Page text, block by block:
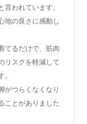
言われています。
地の良さに感動し
てるだけで、筋肉
リスクを軽減して
。
がつらくなくなり
ことがありました